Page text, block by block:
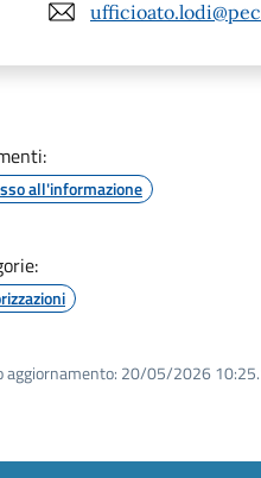
all'informazione
aggiornamento: 20/05/2026